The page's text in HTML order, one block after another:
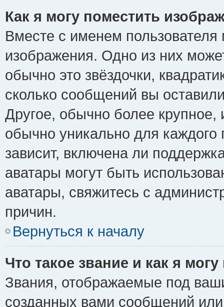
Как я могу поместить
Вместе с именем пользователя
изображения. Одно из них
обычно это звёздочки,
сколько сообщений вы
Другое, обычно более крупное,
обычно уникально для каждого
зависит, включена ли
аватары могут быть
аватары, свяжитесь с
причин.
Вернуться к началу
Что такое звание и как я
Звания, отображаемые под
созданных вами сообщений